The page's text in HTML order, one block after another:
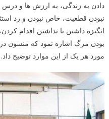
دادن به زندگی، به ارزش ها و درس
نبودن قطعیت، خاص نبودن و رد
انگیزه داشتن یا نداشتن اقدام
بودن مرگ اشاره نمود که منسون
مورد هر یک از این موارد توضیح داد.